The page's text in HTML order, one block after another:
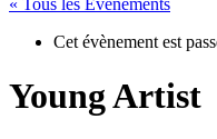
« Tous les Évènements
Cet évènement est
Young Artist